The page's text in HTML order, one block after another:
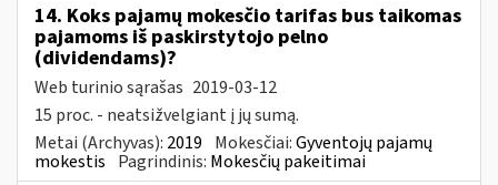
14. Koks pajamų mokesčio tarifas bus taikomas
pajamoms iš paskirstytojo pelno
(dividendams)?
Web turinio sąrašas 2019-03-12
15 proc. - neatsižvelgiant į jų sumą.
Metai (Archyvas): 2019 Mokesčiai:Gyventojų pajamų
mokestis Pagrindinis: Mokesčių pakeitimai